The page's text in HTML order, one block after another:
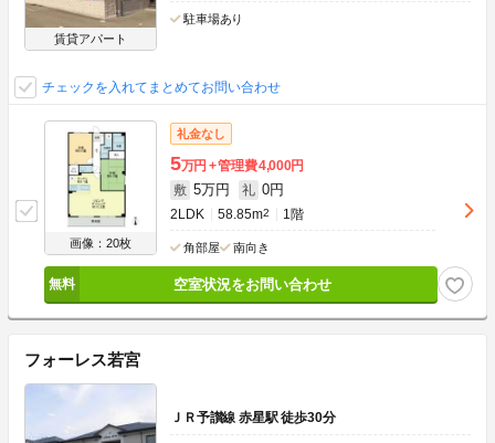
賃貸アパート
駐車場あり
チェックを入れてまとめてお問い合わせ
画像：20枚
礼金なし
5万円 管理費4,000円
敷 5万円 礼 0円
2LDK 58.85m2 1階
角部屋 南向き
空室状況をお問い合わせ
フォーレス若宮
ＪＲ予讃線 赤星駅 徒歩30分